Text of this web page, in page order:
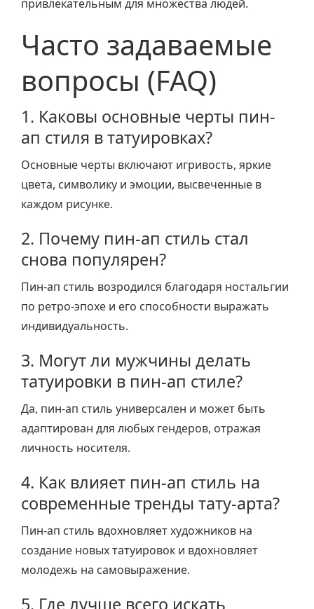
привлекательным для множества людей.
Часто задаваемые
вопросы (FAQ)
1. Каковы основные черты пин-
ап стиля в татуировках?
Основные черты включают игривость, яркие
цвета, символику и эмоции, высвеченные в
каждом рисунке.
2. Почему пин-ап стиль стал
снова популярен?
Пин-ап стиль возродился благодаря ностальгии
по ретро-эпохе и его способности выражать
индивидуальность.
3. Могут ли мужчины делать
татуировки в пин-ап стиле?
Да, пин-ап стиль универсален и может быть
адаптирован для любых гендеров, отражая
личность носителя.
4. Как влияет пин-ап стиль на
современные тренды тату-арта?
Пин-ап стиль вдохновляет художников на
создание новых татуировок и вдохновляет
молодежь на самовыражение.
5. Где лучше всего искать